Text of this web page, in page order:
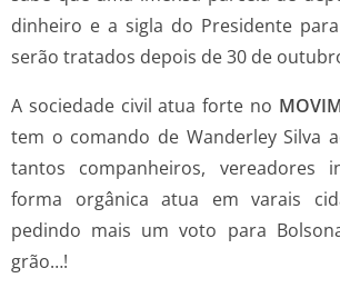
dinheiro e a sigla do Presidente
serão tratados depois de 30 de
A sociedade civil atua forte no
tem o comando de Wanderley Silva
tantos companheiros, vereadores
forma orgânica atua em varais
pedindo mais um voto para
grão…!